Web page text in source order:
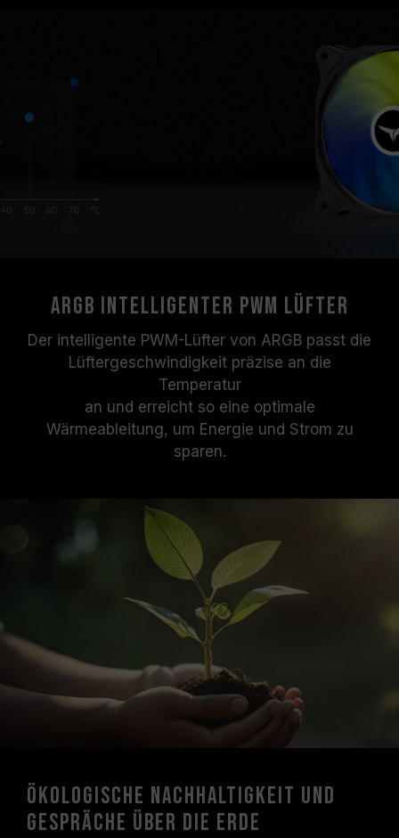
ARGB Intelligenter PWM Lüfter
Der intelligente PWM-Lüfter von ARGB passt die
Lüftergeschwindigkeit präzise an die
Temperatur
an und erreicht so eine optimale
Wärmeableitung, um Energie und Strom zu
sparen.
Ökologische Nachhaltigkeit und
Gespräche über die Erde